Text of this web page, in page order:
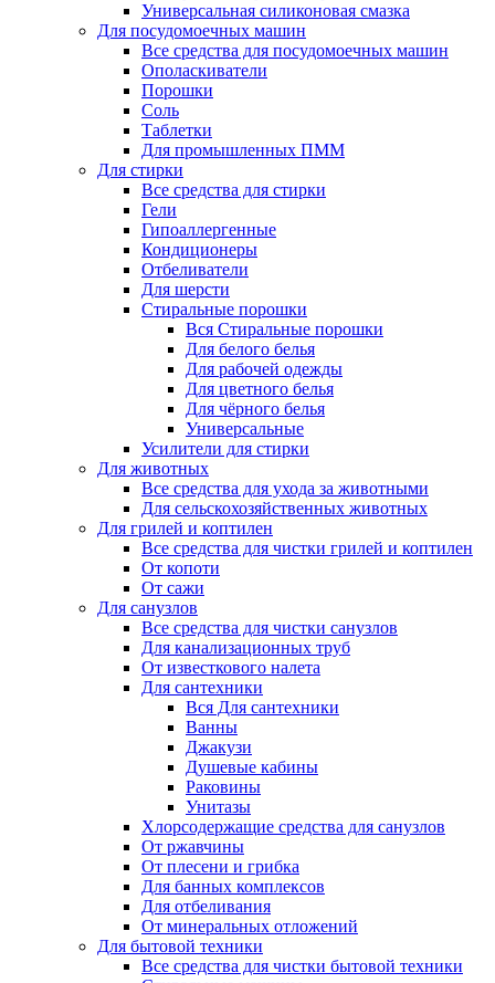
Универсальная силиконовая смазка
Для посудомоечных машин
Все средства для посудомоечных машин
Ополаскиватели
Порошки
Соль
Таблетки
Для промышленных ПММ
Для стирки
Все средства для стирки
Гели
Гипоаллергенные
Кондиционеры
Отбеливатели
Для шерсти
Стиральные порошки
Вся Стиральные порошки
Для белого белья
Для рабочей одежды
Для цветного белья
Для чёрного белья
Универсальные
Усилители для стирки
Для животных
Все средства для ухода за животными
Для сельскохозяйственных животных
Для грилей и коптилен
Все средства для чистки грилей и коптилен
От копоти
От сажи
Для санузлов
Все средства для чистки санузлов
Для канализационных труб
От известкового налета
Для сантехники
Вся Для сантехники
Ванны
Джакузи
Душевые кабины
Раковины
Унитазы
Хлорсодержащие средства для санузлов
От ржавчины
От плесени и грибка
Для банных комплексов
Для отбеливания
От минеральных отложений
Для бытовой техники
Все средства для чистки бытовой техники